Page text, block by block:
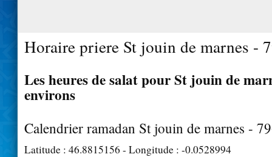
Horaire priere St jouin de marnes -
Les heures de salat pour St jouin de
environs
Calendrier ramadan St jouin de marnes -
Latitude : 46.8815156 - Longitude : -0.0528994